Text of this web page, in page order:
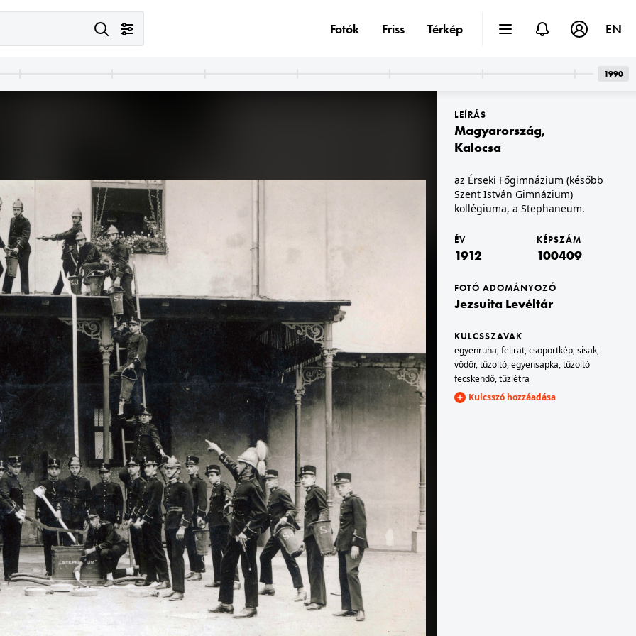
· Budapest
József fényképész.
1912 · Budapest V.
Petőfi Sándor (Koronaherceg) utca 2., Uher Ödön fényképész.
az Alsóvárosi népkör rendezvénye.
1912
· Magyarország
Gyula népiskolai igazgató.
1912 · Zombor
Kossuth Lajos utca, Singer Samu fényképész.
1912 · Budapest IV.
Viola utcai Állami fiúiskola IV.A. osztály.
1912
1912 1912
1912 · Vaskút
Thalhammer János jezsuita szerzetes, zoológus, mennyiségtan- és természetrajztanár. Balról a második Raile Jakab később jezsuita szerzetes pap.
LEÍRÁS
Magyarország,
Kalocsa
az Érseki Főgimnázium (később
Szent István Gimnázium)
kollégiuma, a Stephaneum.
ÉV
1912
KÉPSZÁM
100409
FOTÓ ADOMÁNYOZÓ
Jezsuita Levéltár
KULCSSZAVAK
egyenruha,felirat,csoportkép,sisak,
vödör,tűzoltó,egyensapka,tűzoltó
fecskendő,tűzlétra
Kulcsszó hozzáadása
Fotók Friss Térkép EN
1990